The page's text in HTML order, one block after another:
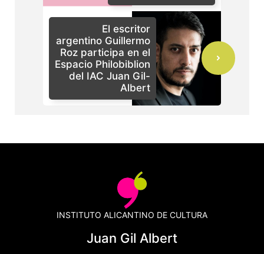
El escritor
argentino Guillermo
Roz participa en el
Espacio Philobiblion
del IAC Juan Gil-
Albert
INSTITUTO ALICANTINO DE CULTURA
Juan Gil Albert